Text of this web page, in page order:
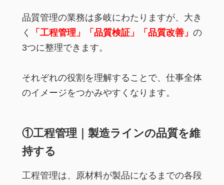
品質管理の業務は多岐にわたりますが、大き
く
「工程管理」「品質検証」「品質改善」 の
3つに整理できます。
それぞれの役割を理解することで、仕事全体
のイメージをつかみやすくなります。
①工程管理｜製造ラインの品質を維
持する
工程管理は、原材料が製品になるまでの各段